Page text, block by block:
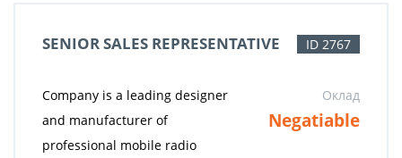
SENIOR SALES REPRESENTATIVE ID 2767
Company is a leading designer
and manufacturer of
professional mobile radio
Оклад
Negatiable